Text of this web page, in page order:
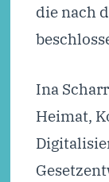
die nach
Ina
Heimat,